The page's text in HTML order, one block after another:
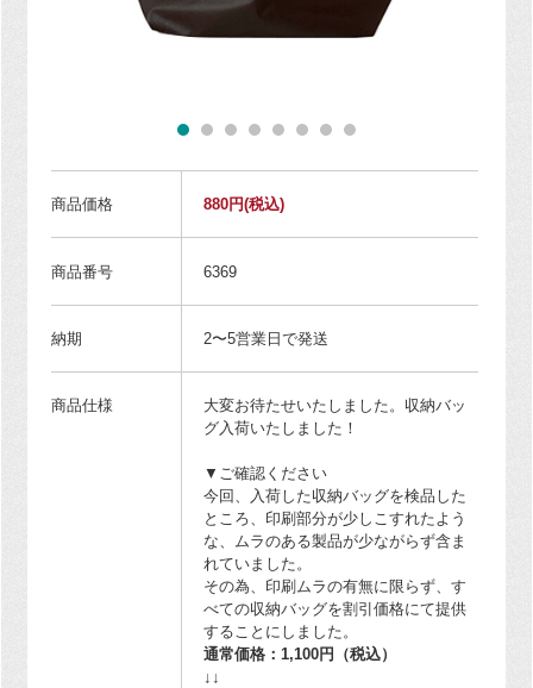
商品価格 880円(税込)
商品番号 6369
納期 2〜5営業日で発送
商品仕様
大変お待たせいたしました。収納バッ
グ入荷いたしました！
▼ご確認ください
今回、入荷した収納バッグを検品した
ところ、印刷部分が少しこすれたよう
な、ムラのある製品が少ながらず含ま
れていました。
その為、印刷ムラの有無に限らず、す
べての収納バッグを割引価格にて提供
することにしました。
通常価格：1,100円（税込）
↓↓